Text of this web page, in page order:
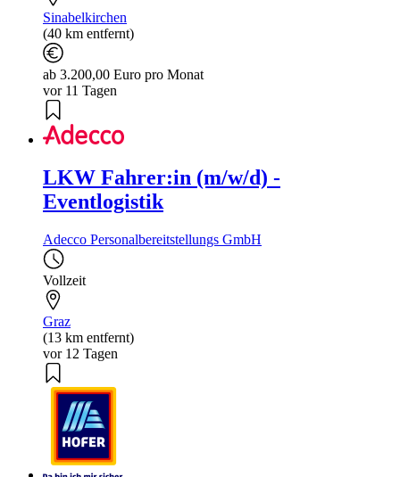
Sinabelkirchen
(40 km entfernt)
ab 3.200,00 Euro pro Monat
vor 11 Tagen
LKW Fahrer:in (m/w/d) -
Eventlogistik
Adecco Personalbereitstellungs GmbH
Vollzeit
Graz
(13 km entfernt)
vor 12 Tagen